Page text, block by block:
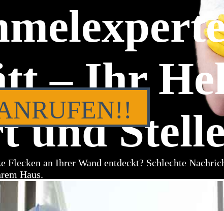
– Ihr
und
Flecken an Ihrer Wand entdeckt? Schlechte
Haus.